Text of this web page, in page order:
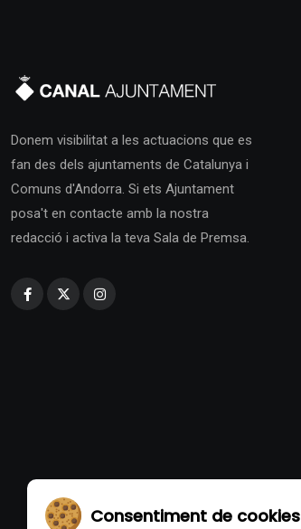
Donem visibilitat a les actuacions que es
fan des dels ajuntaments de Catalunya i
Comuns d'Andorra. Si ets Ajuntament
posa't en contacte amb la nostra
redacció i activa la teva Sala de Premsa.
Consentiment de cookies